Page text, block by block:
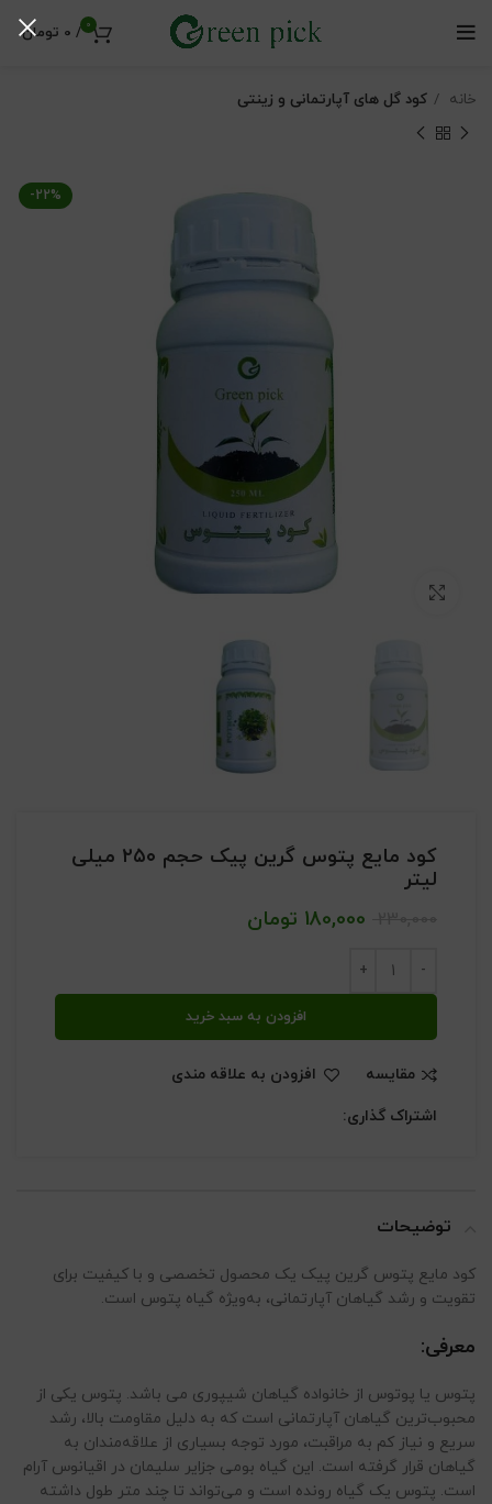
0
/
0 تومان
خانه کود گل های آپارتمانی و زینتی
-22%
بزرگنمایی تصویر
کود مایع پتوس گرین پیک حجم ۲۵۰ میلی
لیتر
180,000 تومان
افزودن به سبد خرید
مقایسه
افزودن به علاقه مندی
اشتراک گذاری:
توضیحات
کود مایع پتوس گرین پیک یک محصول تخصصی و با کیفیت برای
تقویت و رشد گیاهان آپارتمانی، به‌ویژه گیاه پتوس است.
معرفی:
پتوس یا پوتوس از خانواده گیاهان شیپوری می باشد. پتوس یکی از
محبوب‌ترین گیاهان آپارتمانی است که به دلیل مقاومت بالا، رشد
سریع و نیاز کم به مراقبت، مورد توجه بسیاری از علاقه‌مندان به
گیاهان قرار گرفته است. این گیاه بومی جزایر سلیمان در اقیانوس آرام
است. پتوس یک گیاه رونده است و می‌تواند تا چند متر طول داشته